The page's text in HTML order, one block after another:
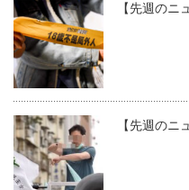
【先週のニ
【先週のニ